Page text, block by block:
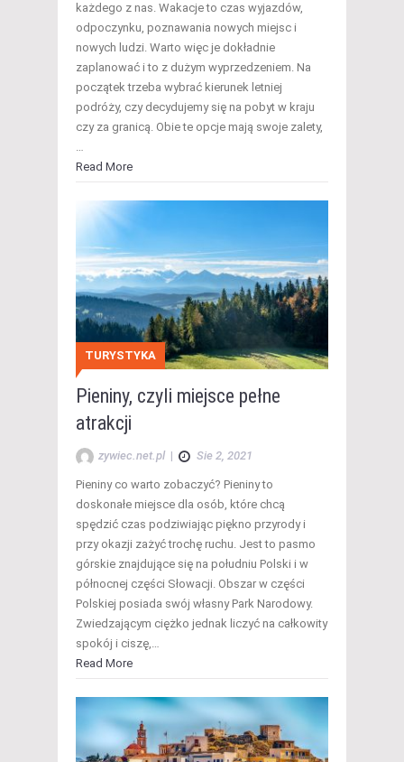
każdego z nas. Wakacje to czas wyjazdów,
odpoczynku, poznawania nowych miejsc i
nowych ludzi. Warto więc je dokładnie
zaplanować i to z dużym wyprzedzeniem. Na
początek trzeba wybrać kierunek letniej
podróży, czy decydujemy się na pobyt w kraju
czy za granicą. Obie te opcje mają swoje zalety,
…
Read More
TURYSTYKA
Pieniny, czyli miejsce pełne
atrakcji
zywiec.net.pl | Sie 2, 2021
Pieniny co warto zobaczyć? Pieniny to
doskonałe miejsce dla osób, które chcą
spędzić czas podziwiając piękno przyrody i
przy okazji zażyć trochę ruchu. Jest to pasmo
górskie znajdujące się na południu Polski i w
północnej części Słowacji. Obszar w części
Polskiej posiada swój własny Park Narodowy.
Zwiedzającym ciężko jednak liczyć na całkowity
spokój i ciszę,…
Read More